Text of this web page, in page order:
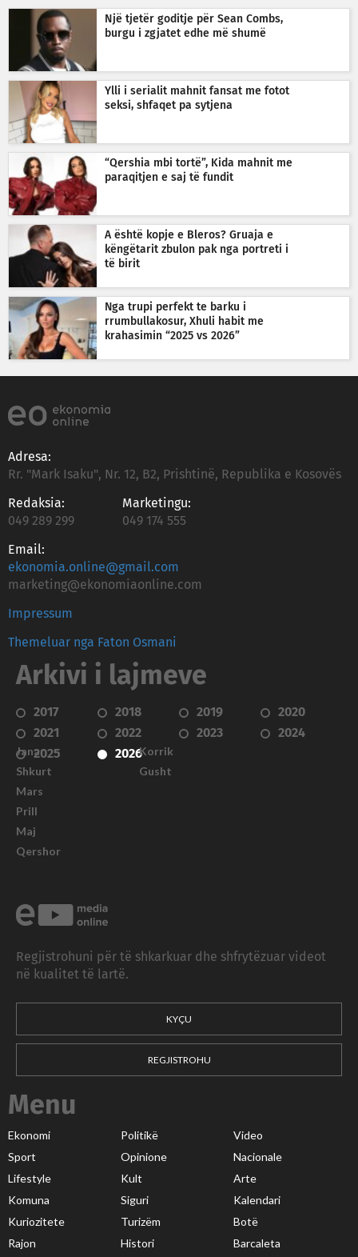
Një tjetër goditje për Sean Combs,
burgu i zgjatet edhe më shumë
Ylli i serialit mahnit fansat me fotot
seksi, shfaqet pa sytjena
“Qershia mbi tortë”, Kida mahnit me
paraqitjen e saj të fundit
A është kopje e Bleros? Gruaja e
këngëtarit zbulon pak nga portreti i
të birit
Nga trupi perfekt te barku i
rrumbullakosur, Xhuli habit me
krahasimin “2025 vs 2026”
Adresa:
Rr. "Mark Isaku", Nr. 12, B2, Prishtinë, Republika e Kosovës
Redaksia:
049 289 299
Marketingu:
049 174 555
Email:
ekonomia.online@gmail.com
marketing@ekonomiaonline.com
Impressum
Themeluar nga Faton Osmani
Arkivi i lajmeve
2017 2018 2019
2020
2021
2022 2023
2024
2025
2026
Janar
Shkurt
Mars
Prill
Maj
Qershor
Korrik
Gusht
Regjistrohuni për të shkarkuar dhe shfrytëzuar videot
në kualitet të lartë.
KYÇU
REGJISTROHU
Menu
Ekonomi Politikë
Video
Sport
Opinione
Nacionale
Lifestyle
Kult
Arte
Komuna
Siguri
Kalendari
Kuriozitete
Turizëm
Botë
Rajon
Histori Barcaleta